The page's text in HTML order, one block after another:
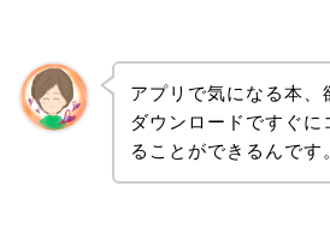
アプリで気になる本、
ダウンロードですぐに
ることができるんです